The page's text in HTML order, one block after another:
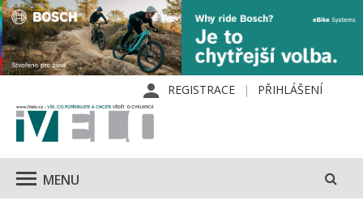
REGISTRACE PŘIHLÁŠENÍ
MENU